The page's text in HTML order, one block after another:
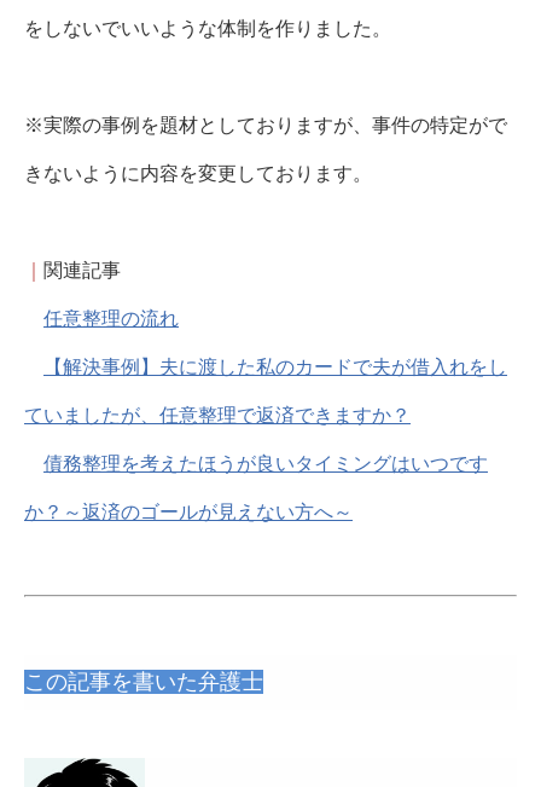
をしないでいいような体制を作りました。
※実際の事例を題材としておりますが、事件の特定がで
きないように内容を変更しております。
関連記事
任意整理の流れ
【解決事例】夫に渡した私のカードで夫が借入れをし
ていましたが、任意整理で返済できますか？
債務整理を考えたほうが良いタイミングはいつです
か？～返済のゴールが見えない方へ～
この記事を書いた弁護士